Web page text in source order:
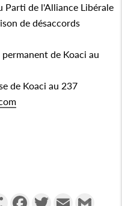
de l'Alliance Libérale
de désaccords
de Koaci au
de Koaci au 237
PartagerFacebookTwitterEmail